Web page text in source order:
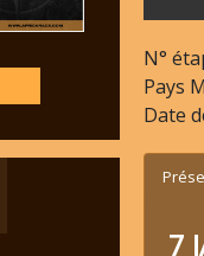
N°
Pays
Date
7